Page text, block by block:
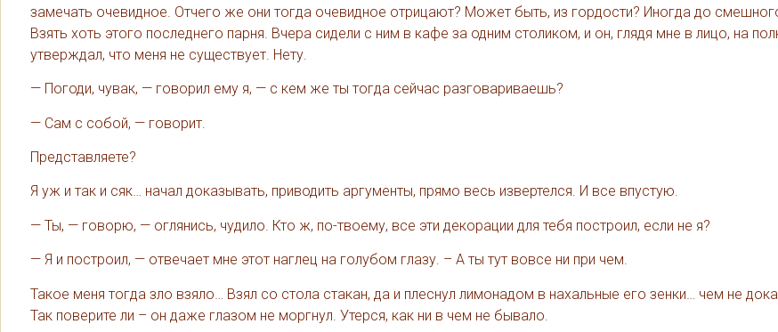
замечать очевидное. Отчего же они тогда очевидное отрицают? Может быть, из гордости? Иногда до
Взять хоть этого последнего парня. Вчера сидели с ним в кафе за одним столиком, и он, глядя мне в лицо, на
утверждал, что меня не существует. Нету.
— Погоди, чувак, — говорил ему я, — с кем же ты тогда сейчас разговариваешь?
— Сам с собой, — говорит.
Представляете?
Я уж и так и сяк… начал доказывать, приводить аргументы, прямо весь извертелся. И все впустую.
— Ты, — говорю, — оглянись, чудило. Кто ж, по-твоему, все эти декорации для тебя построил, если не я?
— Я и построил, — отвечает мне этот наглец на голубом глазу. – А ты тут вовсе ни при чем.
Такое меня тогда зло взяло… Взял со стола стакан, да и плеснул лимонадом в нахальные его зенки… чем не
Так поверите ли – он даже глазом не моргнул. Утерся, как ни в чем не бывало.